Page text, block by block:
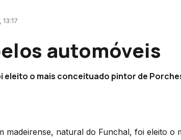
automóveis
eleito o mais conceituado pintor de
madeirense, natural do Funchal, foi eleito o